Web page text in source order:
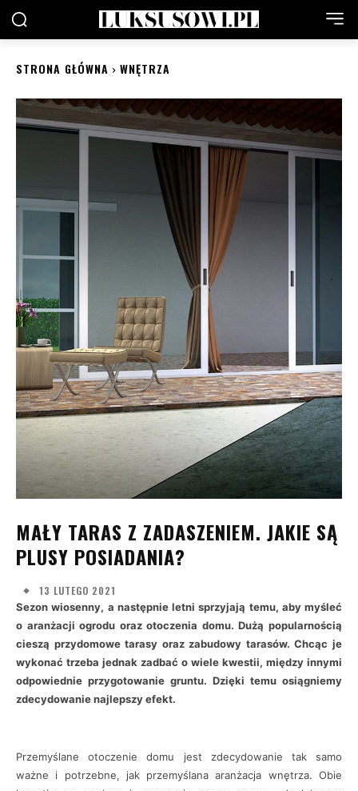
STRONA GŁÓWNA WNĘTRZA
MAŁY TARAS Z ZADASZENIEM. JAKIE SĄ
PLUSY POSIADANIA?
13 LUTEGO 2021
Sezon wiosenny, a następnie letni sprzyjają temu, aby myśleć
o aranżacji ogrodu oraz otoczenia domu. Dużą popularnością
cieszą przydomowe tarasy oraz zabudowy tarasów. Chcąc je
wykonać trzeba jednak zadbać o wiele kwestii, między innymi
odpowiednie przygotowanie gruntu. Dzięki temu osiągniemy
zdecydowanie najlepszy efekt.
Przemyślane otoczenie domu jest zdecydowanie tak samo
ważne i potrzebne, jak przemyślana aranżacja wnętrza. Obie